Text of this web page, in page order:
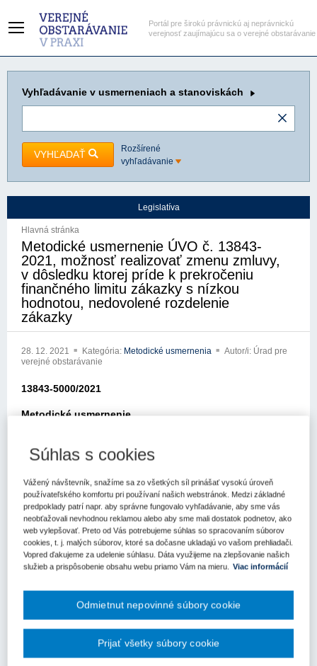
Portál pre širokú právnickú aj neprávnickú
verejnosť zaujímajúcu sa o verejné obstarávanie
Vyhľadávanie v usmerneniach a stanoviskách
VYHĽADAŤ
Rozšírené
vyhľadávanie
Legislatíva
Hlavná stránka
Metodické usmernenie ÚVO č. 13843-
2021, možnosť realizovať zmenu zmluvy,
v dôsledku ktorej príde k prekročeniu
finančného limitu zákazky s nízkou
hodnotou, nedovolené rozdelenie
zákazky
28. 12. 2021 Kategória: Metodické usmernenia
Autor/i: Úrad pre
verejné obstarávanie
13843-5000/2021
Metodické usmernenie
Listom zo dňa 19.11.2021 ste sa obrátili na Úrad pre verejné
obstarávanie (ďalej len „úrad“) so žiadosťou o usmernenie k
aplikácii zákona č. 343/2015 Z.z. o verejnom obstarávaní a o
zmene a doplnení niektorých zákonov v znení neskorších
predpisov (ďalej len „zákon o verejnom obstarávaní“).
V žiadosti o metodické usmernenie poukazujete na rôzne výklady
obstarávaní v prípade, ak v dôsledku zmeny zmluvy dochádza k
prekročeniu finančného limitu pre príslušný postup, ktorým bola
zákazka zadávaná.
Uvádzate, že nastala nasledovná situácia:
Súhlas s cookies
Vážený návštevník, snažíme sa zo všetkých síl prinášať vysokú úroveň
používateľského komfortu pri používaní našich webstránok. Medzi základné
predpoklady patrí napr. aby správne fungovalo vyhľadávanie, aby sme vás
neobťažovali nevhodnou reklamou alebo aby sme mali dostatok podnetov, ako
web vylepšovať. Preto od Vás potrebujeme súhlas so spracovaním súborov
cookies, t. j. malých súborov, ktoré sa dočasne ukladajú vo vašom prehliadači.
Vopred ďakujeme za udelenie súhlasu. Dáta využijeme na zlepšovanie našich
služieb a prispôsobenie obsahu webu priamo Vám na mieru.
Viac informácií
Odmietnut nepovinné súbory cookie
Prijať všetky súbory cookie